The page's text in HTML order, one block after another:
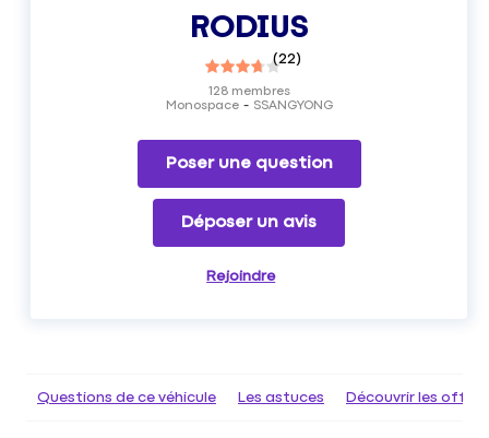
RODIUS
(22)
Monospace SSANGYONG
128membres
Poser une question
Déposer un avis
Rejoindre
Questions de ce véhicule Les astuces Découvrir les